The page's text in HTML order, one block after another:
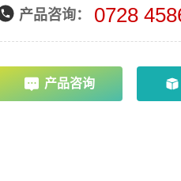
产品咨询： 0728
产品咨询